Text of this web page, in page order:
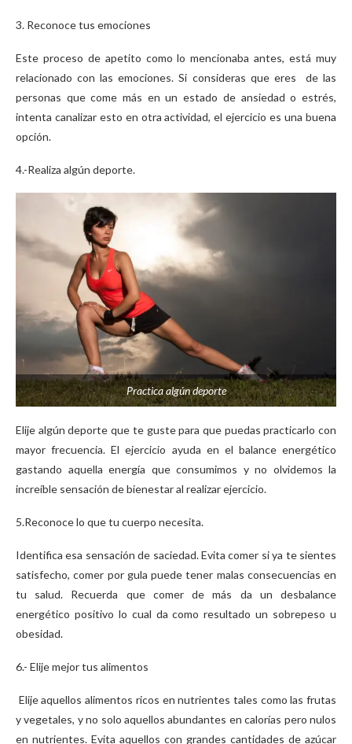
3. Reconoce tus emociones
Este proceso de apetito como lo mencionaba antes, está muy
relacionado con las emociones. Si consideras que eres de las
personas que come más en un estado de ansiedad o estrés,
intenta canalizar esto en otra actividad, el ejercicio es una buena
opción.
4.-Realiza algún deporte.
Practica algún deporte
Elije algún deporte que te guste para que puedas practicarlo con
mayor frecuencia. El ejercicio ayuda en el balance energético
gastando aquella energía que consumimos y no olvidemos la
increíble sensación de bienestar al realizar ejercicio.
5.Reconoce lo que tu cuerpo necesita.
Identifica esa sensación de saciedad. Evita comer si ya te sientes
satisfecho, comer por gula puede tener malas consecuencias en
tu salud. Recuerda que comer de más da un desbalance
energético positivo lo cual da como resultado un sobrepeso u
obesidad.
6.- Elije mejor tus alimentos
Elije aquellos alimentos ricos en nutrientes tales como las frutas
y vegetales, y no solo aquellos abundantes en calorías pero nulos
en nutrientes. Evita aquellos con grandes cantidades de azúcar